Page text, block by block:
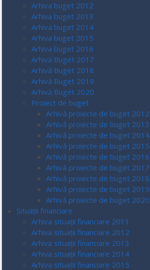
Arhiva buget 2012
Arhiva buget 2013
Arhiva buget 2014
Arhiva buget 2015
Arhiva buget 2016
Arhivă Buget 2017
Arhivă Buget 2018
Arhivă Buget 2019
Arhivă Buget 2020
Proiect de buget
Arhivă proiecte de buget 2012
Arhivă proiecte de buget 2013
Arhivă proiecte de buget 2014
Arhivă proiecte de buget 2015
Arhivă proiecte de buget 2016
Arhivă proiecte de buget 2017
Arhivă proiecte de buget 2018
Arhivă proiecte de buget 2019
Arhivă proiecte de buget 2020
Situații financiare
Arhiva situații financiare 2011
Arhiva situații financiare 2012
Arhiva situații financiare 2013
Arhiva situații financiare 2014
Arhiva situații financiare 2015